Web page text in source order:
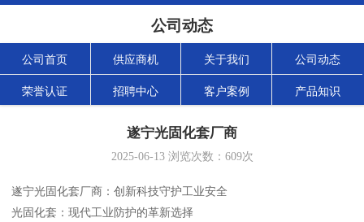
公司动态
公司首页 供应商机 关于我们 公司动态
荣誉认证 招聘中心 客户案例 产品知识
遂宁光固化套厂商
2025-06-13浏览次数： 609次
遂宁光固化套厂商：创新科技守护工业安全
光固化套：现代工业防护的革新选择